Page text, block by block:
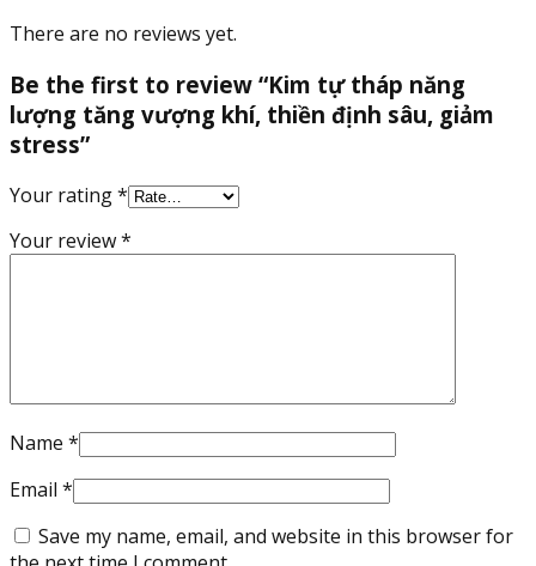
There are no reviews yet.
Be the first to review “Kim tự tháp năng
lượng tăng vượng khí, thiền định sâu, giảm
stress”
Your rating*
Your review*
Name *
Email *
Save my name, email, and website in this browser for